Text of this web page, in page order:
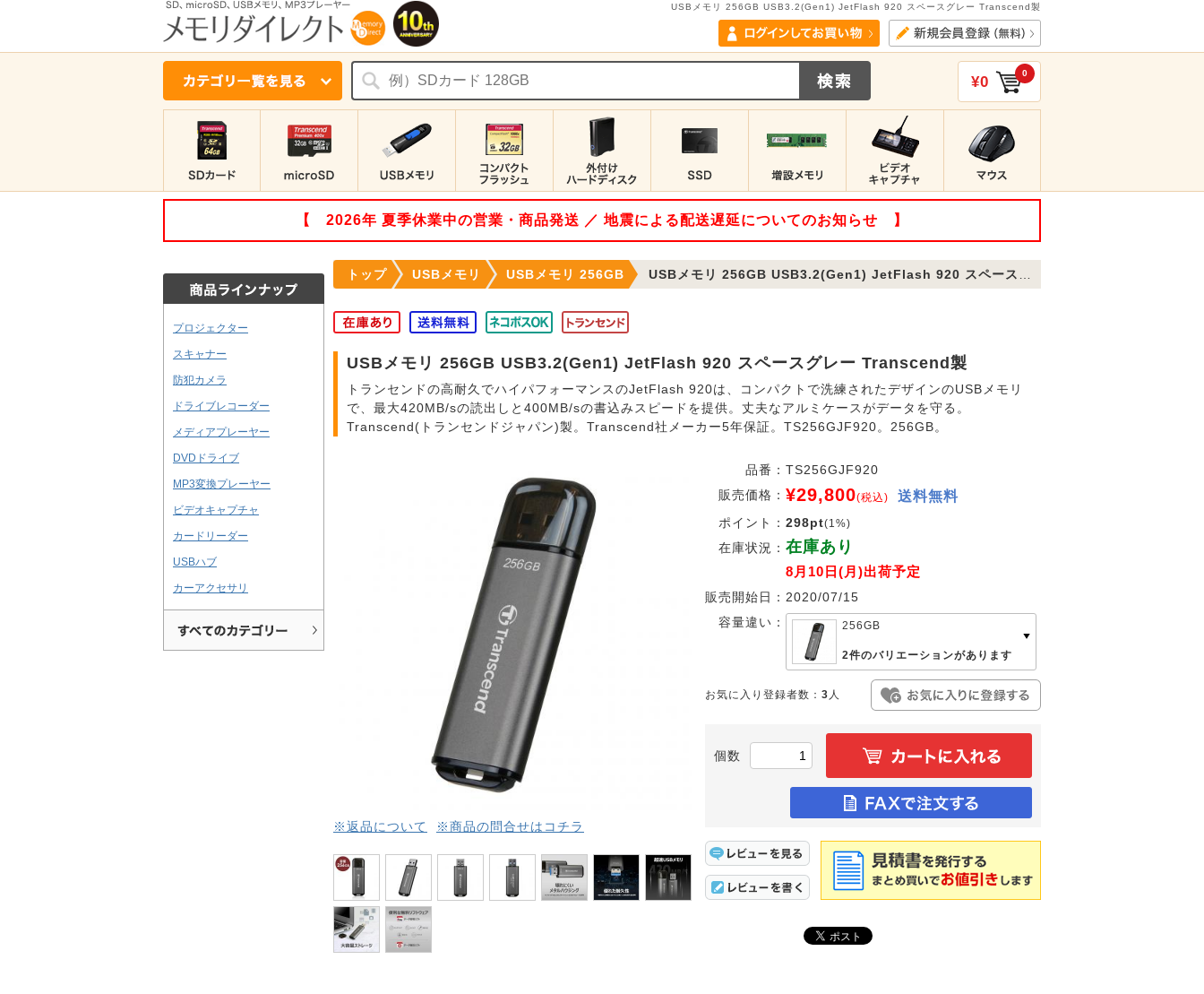
USBメモリ 256GB USB3.2(Gen1) JetFlash 920 スペースグレー Transcend製
¥0 0
【 2026年 夏季休業中の営業・商品発送 ／ 地震による配送遅延についてのお知らせ 】
プロジェクター
スキャナー
防犯カメラ
ドライブレコーダー
メディアプレーヤー
DVDドライブ
MP3変換プレーヤー
ビデオキャプチャ
カードリーダー
USBハブ
カーアクセサリ
トップ USBメモリ USBメモリ 256GB USBメモリ 256GB USB3.2(Gen1) JetFlash 920 スペースグレー Transcend製
USBメモリ 256GB USB3.2(Gen1) JetFlash 920 スペースグレー Transcend製
トランセンドの高耐久でハイパフォーマンスのJetFlash 920は、コンパクトで洗練されたデザインのUSBメモリ
で、最大420MB/sの読出しと400MB/sの書込みスピードを提供。丈夫なアルミケースがデータを守る。
Transcend(トランセンドジャパン)製。Transcend社メーカー5年保証。TS256GJF920。256GB。
※返品について ※商品の問合せはコチラ
品番： TS256GJF920
販売価格： ¥29,800(税込) 送料無料
ポイント： 298pt(1%)
在庫状況： 在庫あり
8月10日(月)出荷予定
販売開始日： 2020/07/15
容量違い：
256GB
2件のバリエーションがあります
お気に入り登録者数： 3 人
個数